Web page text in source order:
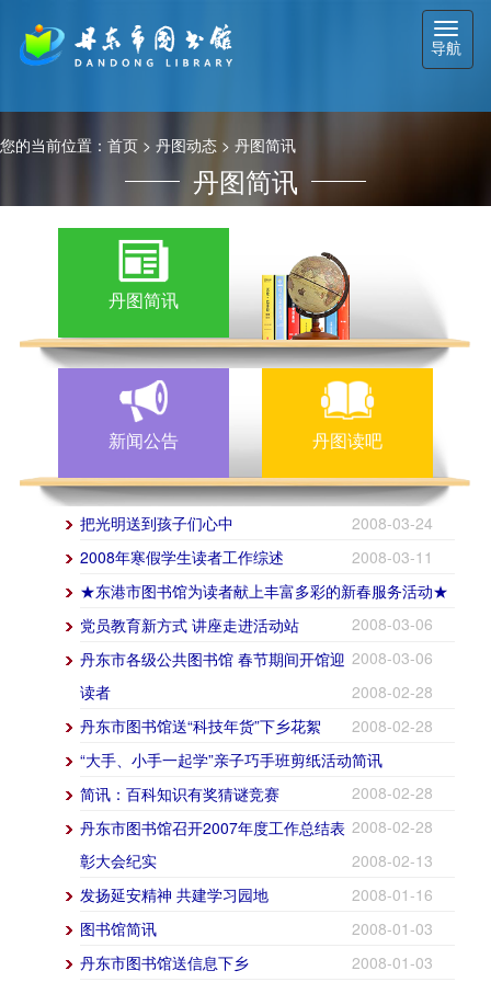
切
换
导
导航
您的当前位置： 首页 > 丹图动态 > 丹图简讯
丹图简讯
丹图简讯
新闻公告 丹图读吧
把光明送到孩子们心中
2008-03-24
2008年寒假学生读者工作综述
2008-03-11
★东港市图书馆为读者献上丰富多彩的新春服务活动★
2008-03-06
党员教育新方式 讲座走进活动站
2008-03-06
丹东市各级公共图书馆 春节期间开馆迎
读者
2008-02-28
丹东市图书馆送“科技年货”下乡花絮
2008-02-28
“大手、小手一起学”亲子巧手班剪纸活动简讯
2008-02-28
简讯：百科知识有奖猜谜竞赛
2008-02-28
丹东市图书馆召开2007年度工作总结表
彰大会纪实
2008-02-13
发扬延安精神 共建学习园地
2008-01-16
图书馆简讯
2008-01-03
丹东市图书馆送信息下乡
2008-01-03